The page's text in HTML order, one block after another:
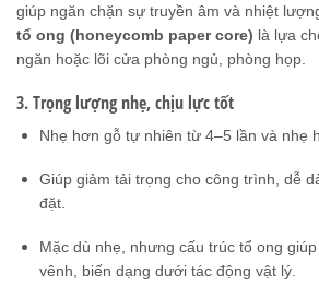
giúp ngăn chặn sự truyền âm và nhiệt
tổ ong (honeycomb paper core) là lựa
ngăn hoặc lõi cửa phòng ngủ, phòng họp.
3. Trọng lượng nhẹ, chịu lực tốt
Nhẹ hơn gỗ tự nhiên từ 4–5 lần và nhẹ
Giúp giảm tải trọng cho công trình, dễ
đặt.
Mặc dù nhẹ, nhưng cấu trúc tổ ong
vênh, biến dạng dưới tác động vật lý.